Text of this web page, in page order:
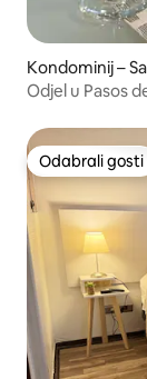
Kondominij –
Odjel u Pasos
Odabrali gosti
Odabrali gosti